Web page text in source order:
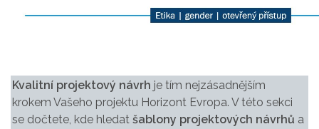
Kvalitní projektový návrh je tím nejzásadnějším
krokem Vašeho projektu Horizont Evropa. V této sekci
se dočtete, kde hledat šablony projektových návrhů a